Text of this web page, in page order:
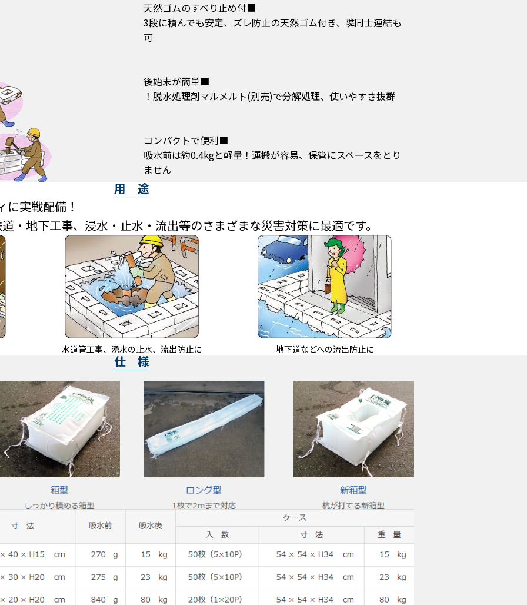
■天然ゴムのすべり止め付
3段に積んでも安定、ズレ防止の天然ゴム付き、隣同士連結も
可
■後始末が簡単
■コンパクトで便利
吸水前は約0.4kgと軽量！運搬が容易、保管にスペースをとり
ません
用 途
に実戦配備！
・地下工事、浸水・止水・流出等のさまざまな災害対策に最適です。
水道管工事、湧水の止水、流出防止に 地下道などへの流出防止に
仕 様